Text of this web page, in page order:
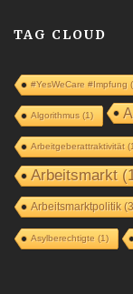
TAG CLOUD
#YesWeCare #Impfung
Algorithmus (1)
Arbeitgeberattraktivität
Arbeitsmarkt
Arbeitsmarktpolitik
Asylberechtigte (1)